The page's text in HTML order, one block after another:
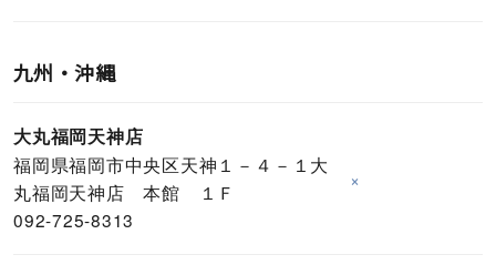
九州・沖縄
大丸福岡天神店
福岡県福岡市中央区天神１－４－１大
丸福岡天神店 本館 １Ｆ
092-725-8313
×